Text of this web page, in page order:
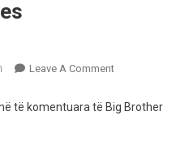
Leave A CommentOn
Dhe,
të komentuara të Big Brother